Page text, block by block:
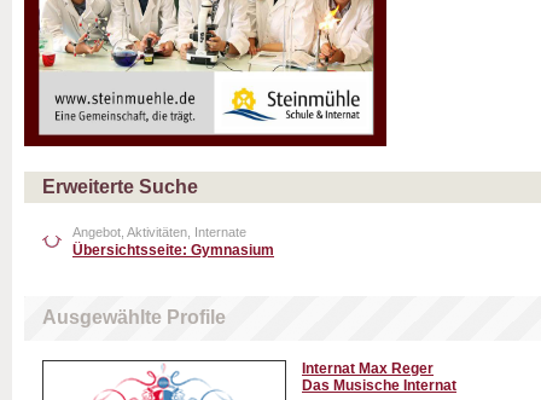
Erweiterte Suche
Angebot, Aktivitäten, Internate
Übersichtsseite: Gymnasium
Ausgewählte Profile
Internat Max Reger
Das Musische Internat